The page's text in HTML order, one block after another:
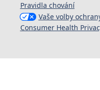
Pravidla chování
Vaše volby
Consumer Health